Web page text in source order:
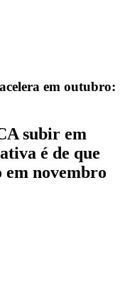
em outubro:
subir em
é de que
em novembro